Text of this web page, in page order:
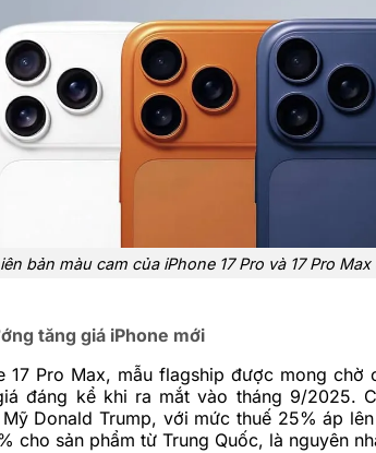
bản màu cam của iPhone 17 Pro và 17 Pro
tăng giá iPhone mới
17 Pro Max, mẫu flagship được mong
đáng kể khi ra mắt vào tháng 9/2025.
Donald Trump, với mức thuế 25% áp
cho sản phẩm từ Trung Quốc, là nguyên